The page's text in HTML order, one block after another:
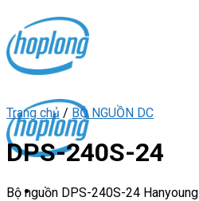
content
Trang chủ / BỘ NGUỒN DC
DPS-240S-24
Bộ nguồn DPS-240S-24 Hanyoung